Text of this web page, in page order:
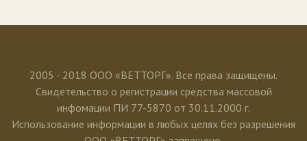
2005 - 2018 ООО «ВЕТТОРГ». Все права защищены.
Свидетельство о регистрации средства массовой
инфомации ПИ 77-5870 от 30.11.2000 г.
Использование информации в любых целях без разрешения